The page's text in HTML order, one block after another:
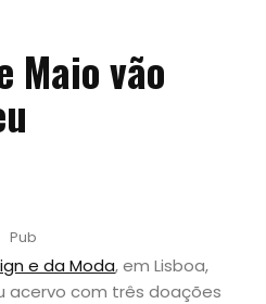
Maio vão
Pub
e da Moda, em Lisboa,
acervo com três doações